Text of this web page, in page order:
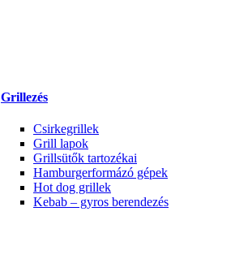
Grillezés
Csirkegrillek
Grill lapok
Grillsütők tartozékai
Hamburgerformázó gépek
Hot dog grillek
Kebab – gyros berendezés